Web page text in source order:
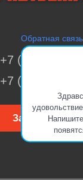
Обратная связь
+7 (473) 269-
+7 (473) 200-
Заказать